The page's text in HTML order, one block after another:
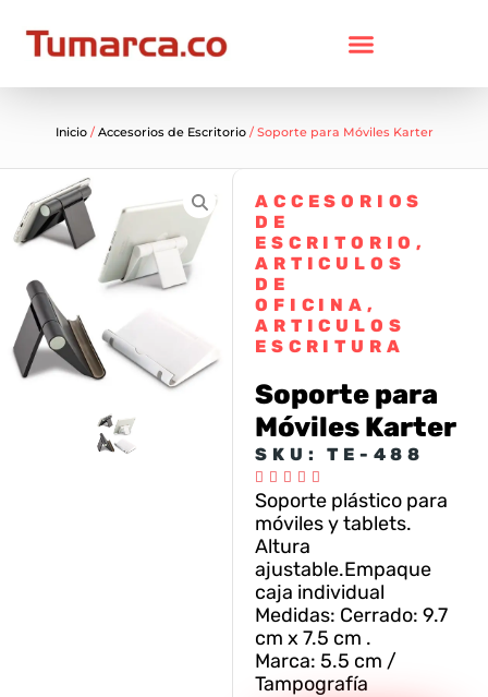
Inicio/ Accesorios de Escritorio/ Soporte para Móviles Karter
ACCESORIOS
DE
ESCRITORIO,
ARTICULOS
DE
OFICINA ,
ARTICULOS
ESCRITURA
Soporte para
Móviles Karter
SKU: TE-488
    
Soporte plástico para
móviles y tablets.
Altura
ajustable.Empaque
caja individual
Medidas: Cerrado: 9.7
cm x 7.5 cm .
Marca: 5.5 cm /
Tampografía